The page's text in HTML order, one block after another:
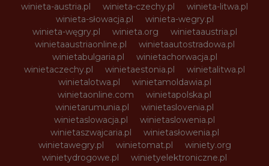
winieta-austria.pl
winieta-czechy.pl
winieta-litwa.pl
winieta-słowacja.pl
winieta-wegry.pl
winieta-węgry.pl
winieta.org
winietaaustria.pl
winietaaustriaonline.pl
winietaautostradowa.pl
winietabulgaria.pl
winietachorwacja.pl
winietaczechy.pl
winietaestonia.pl
winietalitwa.pl
winietalotwa.pl
winietamoldawia.pl
winietaonline.com
winietapolska.pl
winietarumunia.pl
winietaslovenia.pl
winietaslowacja.pl
winietaslowenia.pl
winietaszwajcaria.pl
winietasłowenia.pl
winietawegry.pl
winietomat.pl
winiety.org
winietydrogowe.pl
winietyelektroniczne.pl